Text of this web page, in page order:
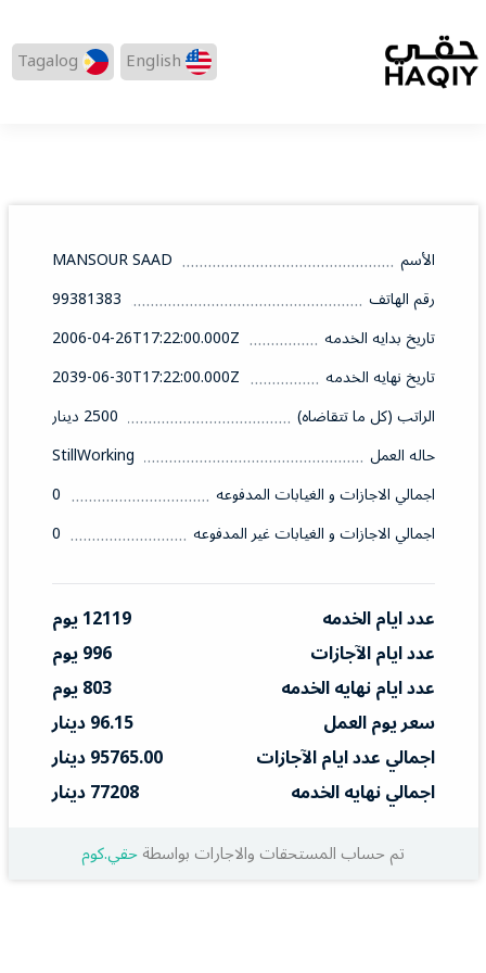
English
Tagalog
الأسم
MANSOUR SAAD
رقم الهاتف
99381383
تاريخ بدايه الخدمه
2006-04-26T17:22:00.000Z
تاريخ نهايه الخدمه
2039-06-30T17:22:00.000Z
الراتب (كل ما تتقاضاه)
2500 دينار
حاله العمل
StillWorking
اجمالي الاجازات و الغيابات المدفوعه
0
اجمالي الاجازات و الغيابات غير المدفوعه
0
عدد ايام الخدمه
12119 يوم
عدد ايام الآجازات
996 يوم
عدد ايام نهايه الخدمه
803 يوم
سعر يوم العمل
96.15 دينار
اجمالي عدد ايام الآجازات
95765.00 دينار
اجمالي نهايه الخدمه
77208 دينار
تم حساب المستحقات والاجارات بواسطةحقي.كوم